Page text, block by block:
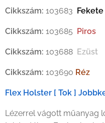
Cikkszám: 103683 Fekete
Cikkszám: 103685 Piros
Cikkszám: 103688 Ezüst
Cikkszám: 103690 Réz
Flex Holster [ Tok ]
Lézerrel vágott műanyag